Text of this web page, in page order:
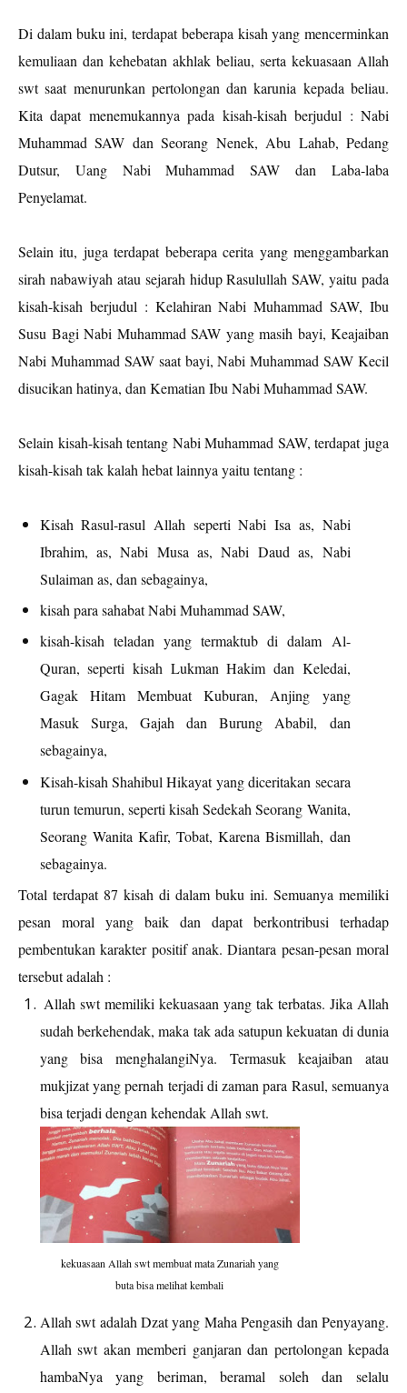
Di dalam buku ini, terdapat beberapa kisah yang mencerminkan
kemuliaan dan kehebatan akhlak beliau, serta kekuasaan Allah
swt saat menurunkan pertolongan dan karunia kepada beliau.
Kita dapat menemukannya pada kisah-kisah berjudul : Nabi
Muhammad SAW dan Seorang Nenek, Abu Lahab, Pedang
Dutsur, Uang Nabi Muhammad SAW dan Laba-laba
Penyelamat.
Selain itu, juga terdapat beberapa cerita yang menggambarkan
sirah nabawiyah atau sejarah hidup Rasulullah SAW, yaitu pada
kisah-kisah berjudul : Kelahiran Nabi Muhammad SAW, Ibu
Susu Bagi Nabi Muhammad SAW yang masih bayi, Keajaiban
Nabi Muhammad SAW saat bayi, Nabi Muhammad SAW Kecil
disucikan hatinya, dan Kematian Ibu Nabi Muhammad SAW.
Selain kisah-kisah tentang Nabi Muhammad SAW, terdapat juga
kisah-kisah tak kalah hebat lainnya yaitu tentang :
Kisah Rasul-rasul Allah seperti Nabi Isa as, Nabi
Ibrahim, as, Nabi Musa as, Nabi Daud as, Nabi
Sulaiman as, dan sebagainya,
kisah para sahabat Nabi Muhammad SAW,
kisah-kisah teladan yang termaktub di dalam Al-
Quran, seperti kisah Lukman Hakim dan Keledai,
Gagak Hitam Membuat Kuburan, Anjing yang
Masuk Surga, Gajah dan Burung Ababil, dan
sebagainya,
Kisah-kisah Shahibul Hikayat yang diceritakan secara
turun temurun, seperti kisah Sedekah Seorang Wanita,
Seorang Wanita Kafir, Tobat, Karena Bismillah, dan
sebagainya.
Total terdapat 87 kisah di dalam buku ini. Semuanya memiliki
pesan moral yang baik dan dapat berkontribusi terhadap
pembentukan karakter positif anak. Diantara pesan-pesan moral
tersebut adalah :
Allah swt memiliki kekuasaan yang tak terbatas. Jika Allah
sudah berkehendak, maka tak ada satupun kekuatan di dunia
yang bisa menghalangiNya. Termasuk keajaiban atau
mukjizat yang pernah terjadi di zaman para Rasul, semuanya
bisa terjadi dengan kehendak Allah swt.
kekuasaan Allah swt membuat mataZunariah yang
buta bisa melihat kembali
Allah swt adalah Dzat yang Maha Pengasih dan Penyayang.
Allah swt akan memberi ganjaran dan pertolongan kepada
hambaNya yang beriman, beramal soleh dan selalu